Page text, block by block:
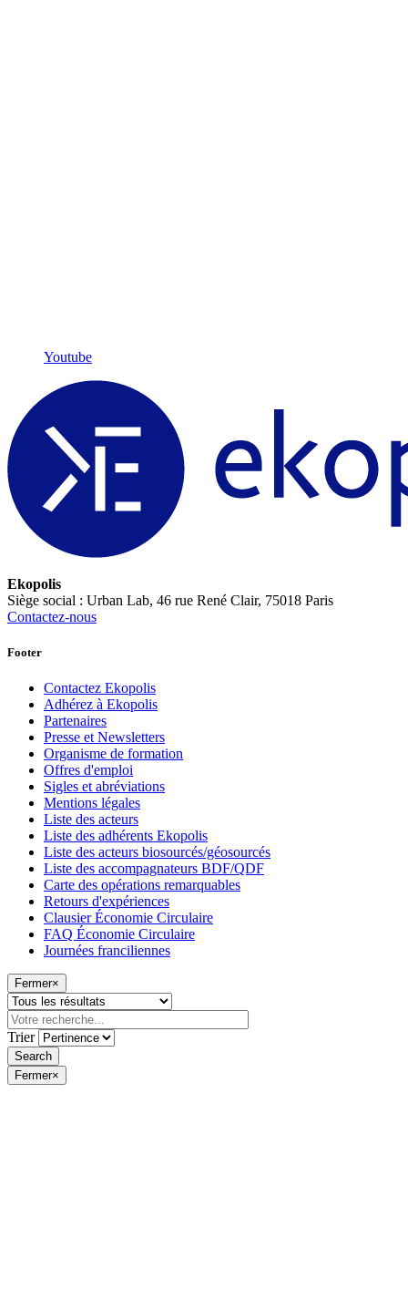
Youtube
Ekopolis
Siège social : Urban Lab, 46 rue René Clair, 75018 Paris
Contactez-nous
Footer
Contactez Ekopolis
Adhérez à Ekopolis
Partenaires
Presse et Newsletters
Organisme de formation
Offres d'emploi
Sigles et abréviations
Mentions légales
Liste des acteurs
Liste des adhérents Ekopolis
Liste des acteurs biosourcés/géosourcés
Liste des accompagnateurs BDF/QDF
Carte des opérations remarquables
Retours d'expériences
Clausier Économie Circulaire
FAQ Économie Circulaire
Journées franciliennes
Fermer×
Trier
Fermer×